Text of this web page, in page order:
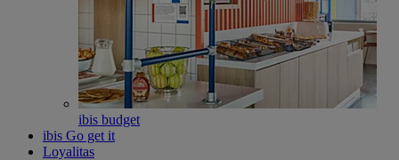
ibis budget
ibis Go get it
Loyalitas